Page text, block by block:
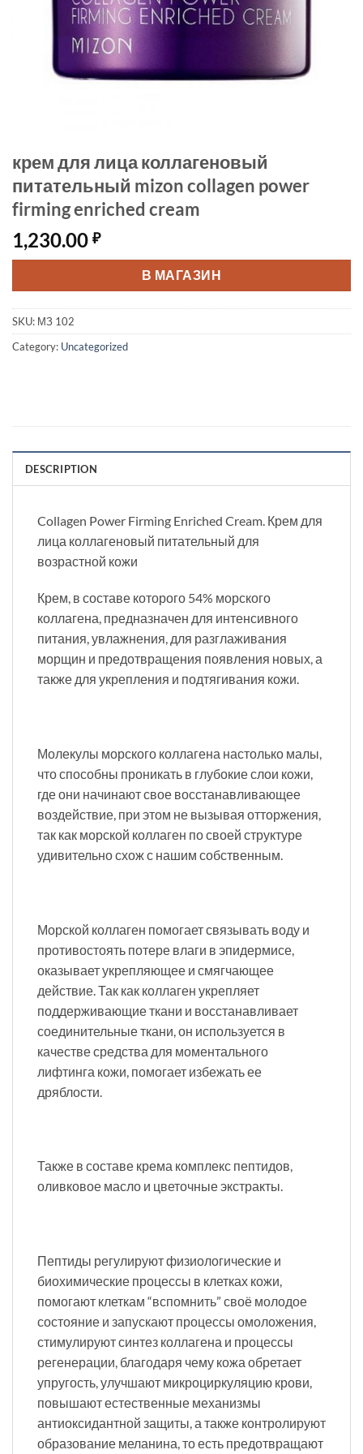
крем для лица коллагеновый
питательный mizon collagen power
firming enriched cream
1,230.00 ₽
В МАГАЗИН
SKU: МЗ 102
Category: Uncategorized
DESCRIPTION
Collagen Power Firming Enriched Cream. Крем для
лица коллагеновый питательный для
возрастной кожи
Крем, в составе которого 54% морского
коллагена, предназначен для интенсивного
питания, увлажнения, для разглаживания
морщин и предотвращения появления новых, а
также для укрепления и подтягивания кожи.
Молекулы морского коллагена настолько малы,
что способны проникать в глубокие слои кожи,
где они начинают свое восстанавливающее
воздействие, при этом не вызывая отторжения,
так как морской коллаген по своей структуре
удивительно схож с нашим собственным.
Морской коллаген помогает связывать воду и
противостоять потере влаги в эпидермисе,
оказывает укрепляющее и смягчающее
действие. Так как коллаген укрепляет
поддерживающие ткани и восстанавливает
соединительные ткани, он используется в
качестве средства для моментального
лифтинга кожи, помогает избежать ее
дряблости.
Также в составе крема комплекс пептидов,
оливковое масло и цветочные экстракты.
Пептиды регулируют физиологические и
биохимические процессы в клетках кожи,
помогают клеткам “вспомнить” своё молодое
состояние и запускают процессы омоложения,
стимулируют синтез коллагена и процессы
регенерации, благодаря чему кожа обретает
упругость, улучшают микроциркуляцию крови,
повышают естественные механизмы
антиоксидантной защиты, а также контролируют
образование меланина, то есть предотвращают